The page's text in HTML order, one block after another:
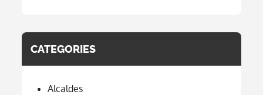
CATEGORIES
Alcaldes